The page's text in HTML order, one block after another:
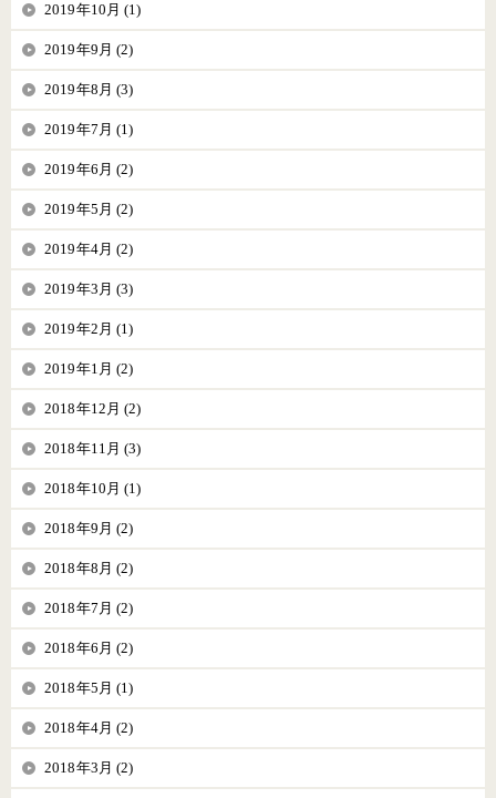
2019年10月 (1)
2019年9月 (2)
2019年8月 (3)
2019年7月 (1)
2019年6月 (2)
2019年5月 (2)
2019年4月 (2)
2019年3月 (3)
2019年2月 (1)
2019年1月 (2)
2018年12月 (2)
2018年11月 (3)
2018年10月 (1)
2018年9月 (2)
2018年8月 (2)
2018年7月 (2)
2018年6月 (2)
2018年5月 (1)
2018年4月 (2)
2018年3月 (2)